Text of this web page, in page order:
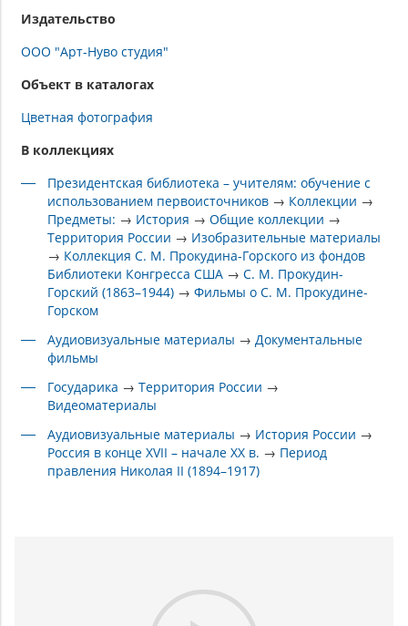
Издательство
ООО "Арт-Нуво студия"
Объект в каталогах
Цветная фотография
В коллекциях
Президентская библиотека – учителям: обучение с
использованием первоисточников → Коллекции →
Предметы: → История →Общие коллекции →
Территория России → Изобразительные материалы
→ Коллекция С. М. Прокудина-Горского из фондов
Библиотеки Конгресса США →С. М. Прокудин-
Горский (1863–1944) →Фильмы о С. М. Прокудине-
Горском
Аудиовизуальные материалы →Документальные
фильмы
Государика →Территория России →
Видеоматериалы
Аудиовизуальные материалы → История России →
Россия в конце XVII – начале XX в. → Период
правления Николая II (1894–1917)